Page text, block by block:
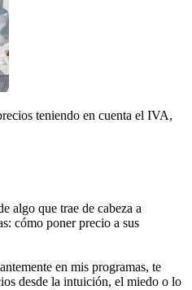
teniendo en cuenta el IVA,
algo que trae de cabeza a
cómo poner precio a sus
en mis programas, te
desde la intuición, el miedo o lo